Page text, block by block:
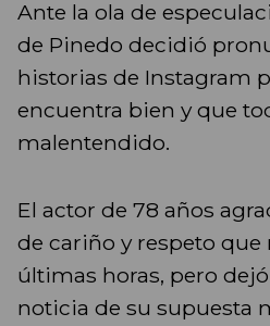
Ante la ola de
de Pinedo decidió
historias de Instagram
encuentra bien y que
malentendido.
El actor de 78 años
de cariño y respeto
últimas horas, pero
noticia de su supuesta